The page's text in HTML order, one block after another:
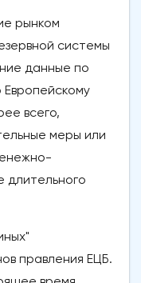
рынком
системы
данные по
Европейскому
всего,
меры или
длительного
правления ЕЦБ.